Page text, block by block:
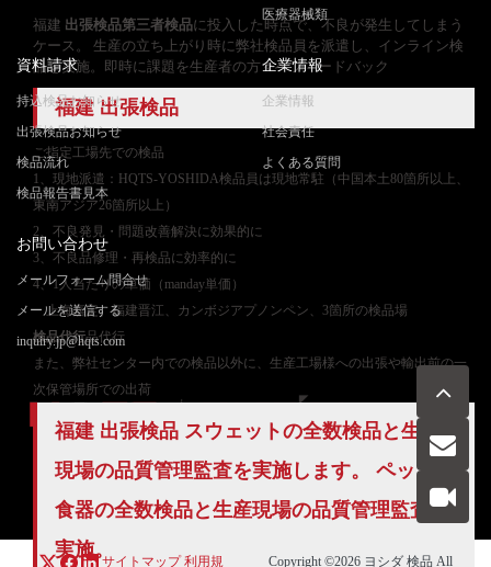
福建 出張検品第三者検品に投入した時点で、不良が発生してしまう
ケース。 生産の立ち上がり時に弊社検品員を派遣し、インライン検
品を実施。即時に課題を生産者の方々へフィードバック
福建出張検品
ご指定工場先での検品
1、現地派遣：HQTS-YOSHIDA検品員は現地常駐（中国本土80箇所以上、
東南アジア26箇所以上）
2、不良発見・問題改善解決に効果的に
3、不良品修理・再検品に効率的に
4、1人当たりの単価（manday単価）
上海嘉定、福建晋江、カンボジアプノンペン、3箇所の検品場
検品代行品代行
また、弊社センター内での検品以外に、生産工場様への出張や輸出前の一
次保管場所での出荷
福建 出張検品 スウェットの全数検品と生産
現場の品質管理監査を実施します。 ペット用
食器の全数検品と生産現場の品質管理監査を
実施。
医療器械類
資料請求
持込検品お知らせ
出張検品お知らせ
検品流れ
検品報告書見本
企業情報
企業情報
社会責任
よくある質問
お問い合わせ
メールフォーム問合せ
メールを送信する
inquiry.jp@hqts.com
お電話でのお問い合わせ
050-5840-2657
サイトマップ 利用規 Copyright ©2026 ヨシダ 検品 All